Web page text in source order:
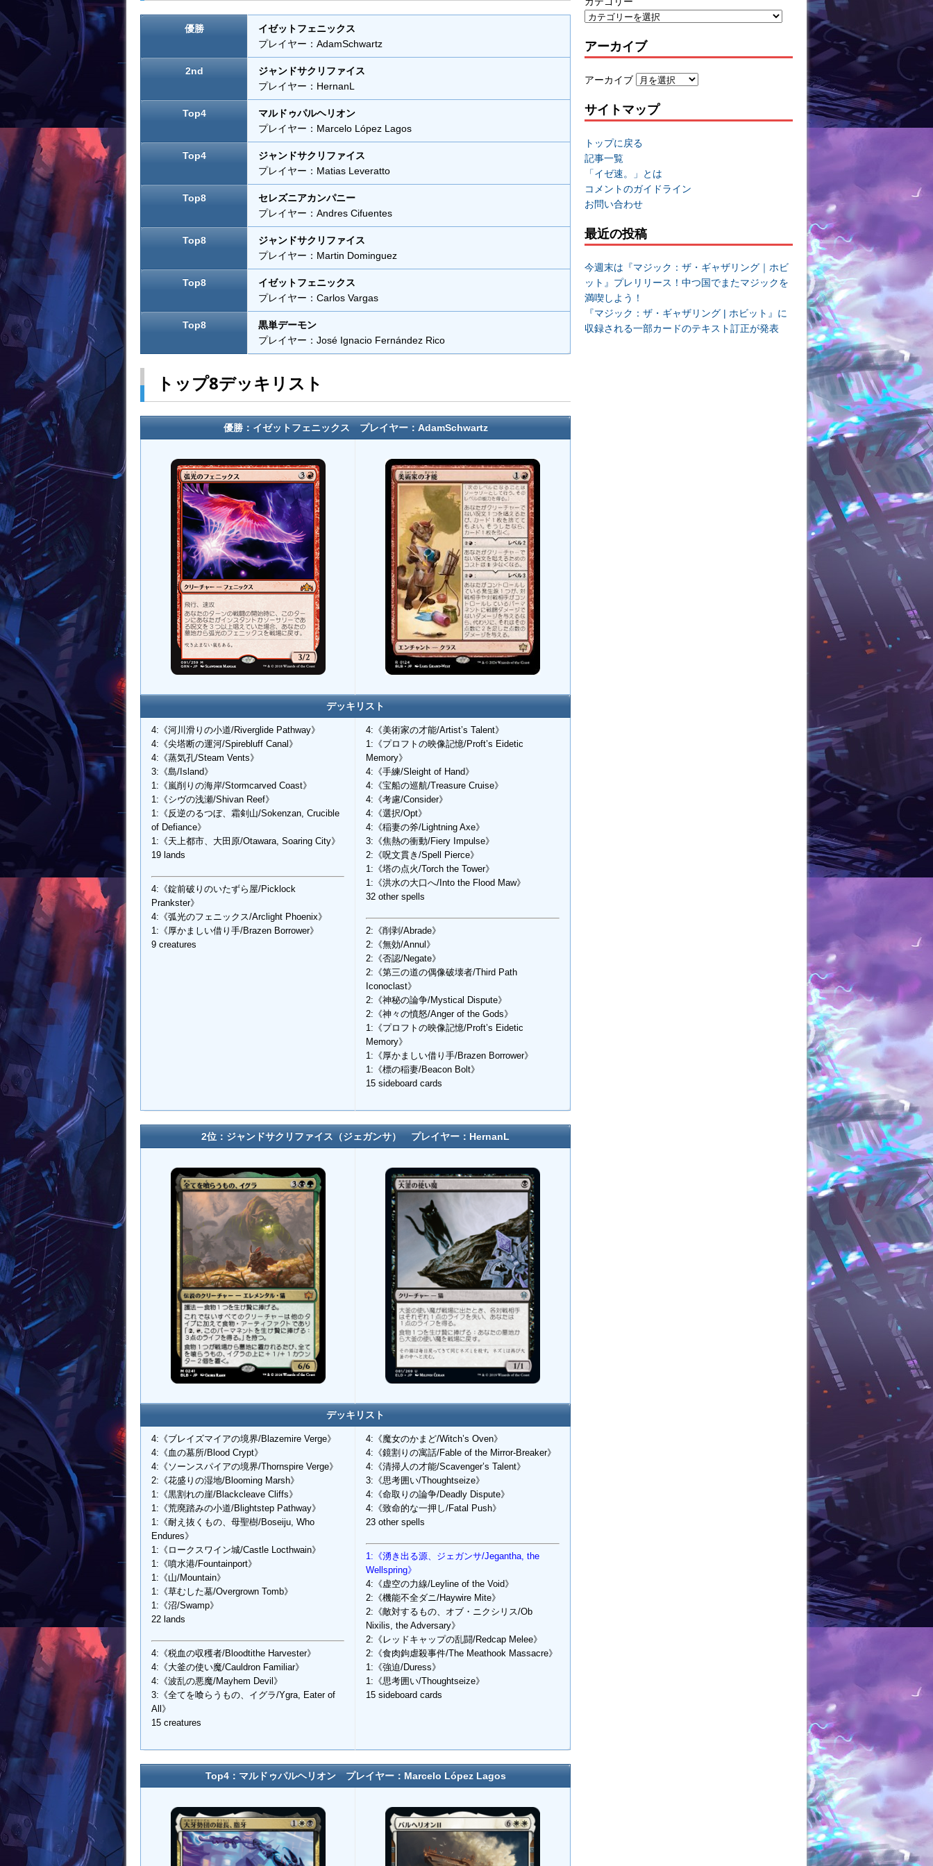
o
k
優勝
イゼットフェニックス
プレイヤー：AdamSchwartz
2nd
ジャンドサクリファイス
プレイヤー：HernanL
Top4
マルドゥパルヘリオン
プレイヤー：Marcelo López Lagos
Top4
ジャンドサクリファイス
プレイヤー：Matias Leveratto
Top8
セレズニアカンパニー
プレイヤー：Andres Cifuentes
Top8
ジャンドサクリファイス
プレイヤー：Martin Dominguez
Top8
イゼットフェニックス
プレイヤー：Carlos Vargas
Top8
黒単デーモン
プレイヤー：José Ignacio Fernández Rico
トップ8デッキリスト
優勝：イゼットフェニックス プレイヤー：AdamSchwartz
デッキリスト
4:《河川滑りの小道/Riverglide Pathway》
4:《尖塔断の運河/Spirebluff Canal》
4:《蒸気孔/Steam Vents》
3:《島/Island》
1:《嵐削りの海岸/Stormcarved Coast》
1:《シヴの浅瀬/Shivan Reef》
1:《反逆のるつぼ、霜剣山/Sokenzan, Crucible
of Defiance》
1:《天上都市、大田原/Otawara, Soaring City》
19 lands
4:《錠前破りのいたずら屋/Picklock
Prankster》
4:《弧光のフェニックス/Arclight Phoenix》
1:《厚かましい借り手/Brazen Borrower》
9 creatures
4:《美術家の才能/Artist’s Talent》
1:《プロフトの映像記憶/Proft’s Eidetic
Memory》
4:《手練/Sleight of Hand》
4:《宝船の巡航/Treasure Cruise》
4:《考慮/Consider》
4:《選択/Opt》
4:《稲妻の斧/Lightning Axe》
3:《焦熱の衝動/Fiery Impulse》
2:《呪文貫き/Spell Pierce》
1:《塔の点火/Torch the Tower》
1:《洪水の大口へ/Into the Flood Maw》
32 other spells
2:《削剥/Abrade》
2:《無効/Annul》
2:《否認/Negate》
2:《第三の道の偶像破壊者/Third Path
Iconoclast》
2:《神秘の論争/Mystical Dispute》
2:《神々の憤怒/Anger of the Gods》
1:《プロフトの映像記憶/Proft’s Eidetic
Memory》
1:《厚かましい借り手/Brazen Borrower》
1:《標の稲妻/Beacon Bolt》
15 sideboard cards
2位：ジャンドサクリファイス（ジェガンサ） プレイヤー：HernanL
デッキリスト
4:《ブレイズマイアの境界/Blazemire Verge》
4:《血の墓所/Blood Crypt》
4:《ソーンスパイアの境界/Thornspire Verge》
2:《花盛りの湿地/Blooming Marsh》
1:《黒割れの崖/Blackcleave Cliffs》
1:《荒廃踏みの小道/Blightstep Pathway》
1:《耐え抜くもの、母聖樹/Boseiju, Who
Endures》
1:《ロークスワイン城/Castle Locthwain》
1:《噴水港/Fountainport》
1:《山/Mountain》
1:《草むした墓/Overgrown Tomb》
1:《沼/Swamp》
22 lands
4:《税血の収穫者/Bloodtithe Harvester》
4:《大釜の使い魔/Cauldron Familiar》
4:《波乱の悪魔/Mayhem Devil》
3:《全てを喰らうもの、イグラ/Ygra, Eater of
All》
15 creatures
4:《魔女のかまど/Witch’s Oven》
4:《鏡割りの寓話/Fable of the Mirror-Breaker》
4:《清掃人の才能/Scavenger’s Talent》
3:《思考囲い/Thoughtseize》
4:《命取りの論争/Deadly Dispute》
4:《致命的な一押し/Fatal Push》
23 other spells
1:《湧き出る源、ジェガンサ/Jegantha, the
Wellspring》
4:《虚空の力線/Leyline of the Void》
2:《機能不全ダニ/Haywire Mite》
2:《敵対するもの、オブ・ニクシリス/Ob
Nixilis, the Adversary》
2:《レッドキャップの乱闘/Redcap Melee》
2:《食肉鉤虐殺事件/The Meathook Massacre》
1:《強迫/Duress》
1:《思考囲い/Thoughtseize》
15 sideboard cards
Top4：マルドゥパルヘリオン プレイヤー：Marcelo López Lagos
アーカイブ
アーカイブ
サイトマップ
トップに戻る
記事一覧
「イゼ速。」とは
コメントのガイドライン
お問い合わせ
最近の投稿
今週末は『マジック：ザ・ギャザリング｜ホビ
ット』プレリリース！中つ国でまたマジックを
満喫しよう！
『マジック：ザ・ギャザリング | ホビット』に
収録される一部カードのテキスト訂正が発表